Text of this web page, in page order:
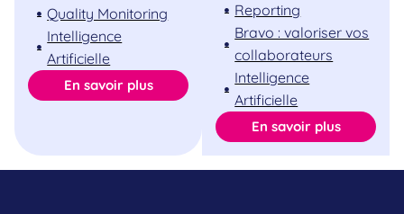
Quality Monitoring
Intelligence
Artificielle
En savoir plus
Reporting
Bravo : valoriser vos
collaborateurs
Intelligence
Artificielle
En savoir plus